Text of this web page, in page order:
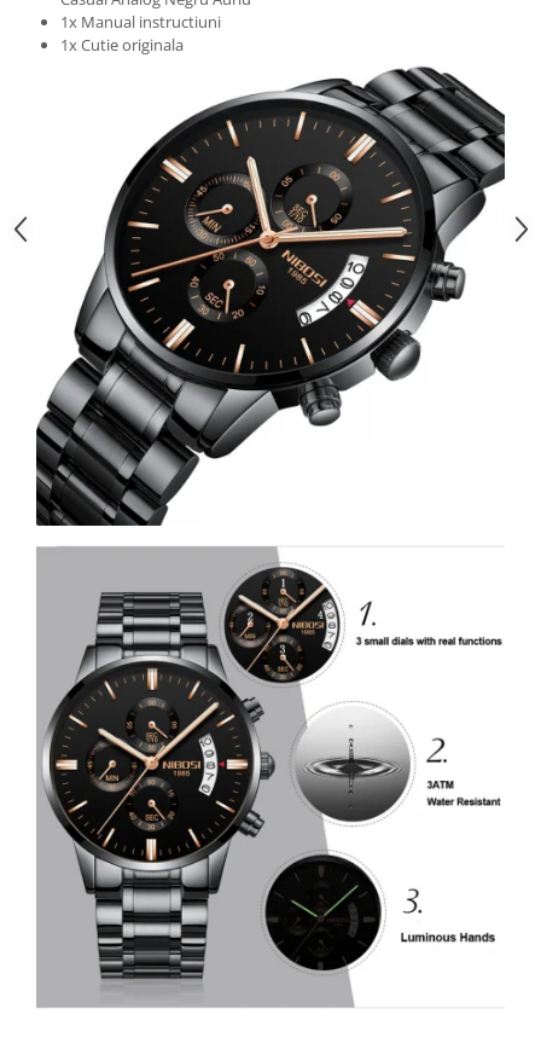
1x Manual instructiuni
1x Cutie originala